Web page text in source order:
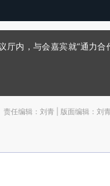
内，与会嘉宾就“通力
责任编辑：刘青 | 版面编辑：刘